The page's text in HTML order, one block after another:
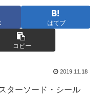
はてブ
コピー
2019.11.18
ターソード・シール